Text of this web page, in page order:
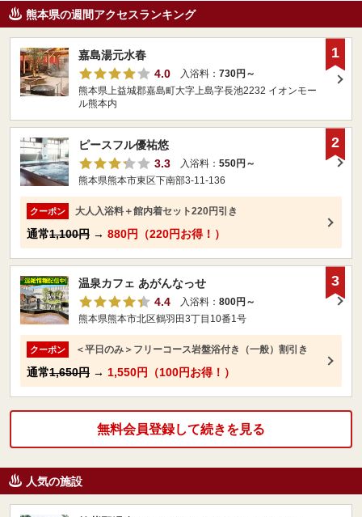
熊本県の週間アクセスランキング
嘉島湯元水春
4.0
入浴料： 730円～
熊本県上益城郡嘉島町大字上島字長池2232 イオンモー
ル熊本内
1
ピースフル優祐悠
3.3
入浴料： 550円～
熊本県熊本市東区下南部3-11-136
クーポン 大人入浴料＋館内着セット220円引き
通常1,100円 → 880円（220円お得！）
2
温泉カフェ あがんなっせ
4.4
入浴料： 800円～
熊本県熊本市北区鶴羽田3丁目10番1号
クーポン ＜平日のみ＞フリーコース岩盤浴付き（一般）割引き
通常1,650円 → 1,550円（100円お得！）
3
無料会員登録して続きを見る
人気の施設